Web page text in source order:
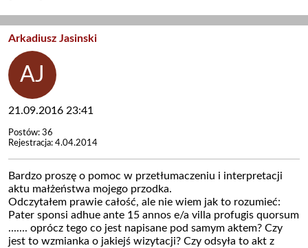
Arkadiusz Jasinski
21.09.2016 23:41
Postów: 36
Rejestracja: 4.04.2014
Bardzo proszę o pomoc w przetłumaczeniu i interpretacji
aktu małżeństwa mojego przodka.
Odczytałem prawie całość, ale nie wiem jak to rozumieć:
Pater sponsi adhue ante 15 annos e/a villa profugis quorsum
....... oprócz tego co jest napisane pod samym aktem? Czy
jest to wzmianka o jakiejś wizytacji? Czy odsyła to akt z